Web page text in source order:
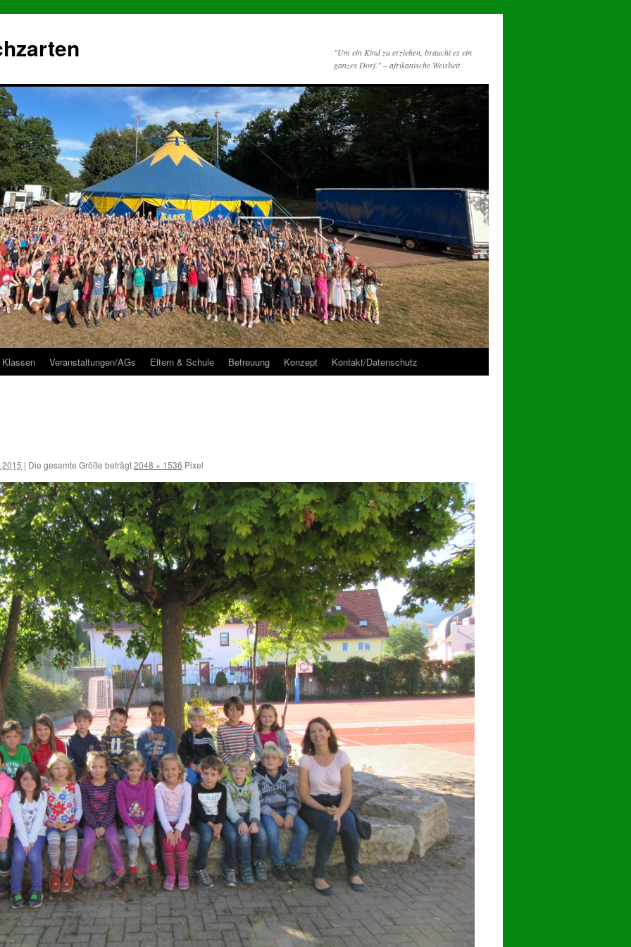
"Um ein Kind zu erziehen, braucht es ein
ganzes Dorf." – afrikanische Weisheit
Klassen Veranstaltungen/AGs Eltern & Schule Betreuung Konzept Kontakt/Datenschutz
| Die gesamte Größe beträgt2048 × 1536 Pixel